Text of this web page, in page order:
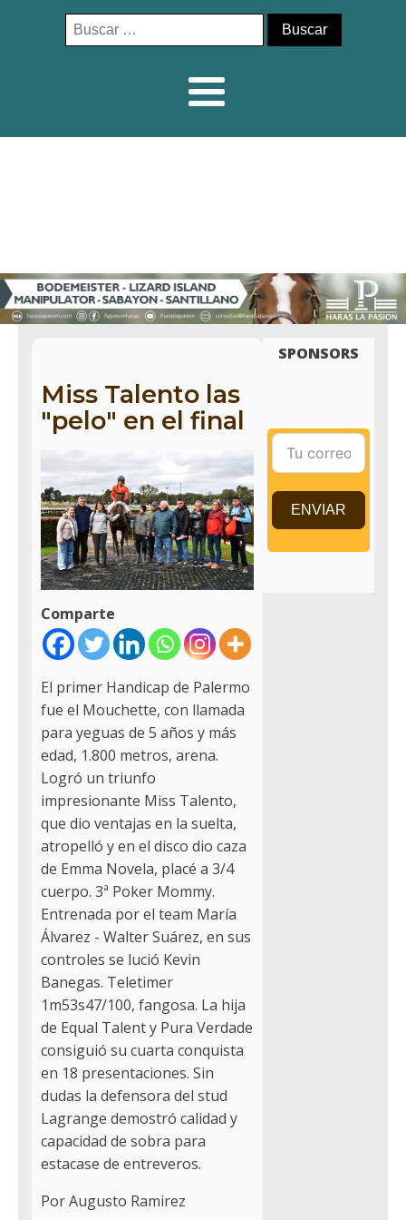
Buscar:
Miss Talento las
"pelo" en el final
Comparte
El primer Handicap de Palermo
fue el Mouchette, con llamada
para yeguas de 5 años y más
edad, 1.800 metros, arena.
Logró un triunfo
impresionante Miss Talento,
que dio ventajas en la suelta,
atropelló y en el disco dio caza
de Emma Novela, placé a 3/4
cuerpo. 3ª Poker Mommy.
Entrenada por el team María
Álvarez - Walter Suárez, en sus
controles se lució Kevin
Banegas. Teletimer
1m53s47/100, fangosa. La hija
de Equal Talent y Pura Verdade
consiguió su cuarta conquista
en 18 presentaciones. Sin
dudas la defensora del stud
Lagrange demostró calidad y
capacidad de sobra para
estacase de entreveros.
Por Augusto Ramirez
SPONSORS
ENVIAR